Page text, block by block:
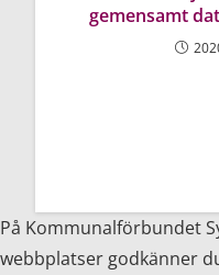
gemensamt
På Kommunalförbundet
webbplatser godkänner